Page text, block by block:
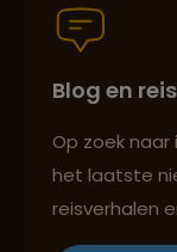
Best
Reizen
Blog en
Op zoek
het laatste
reisverhalen